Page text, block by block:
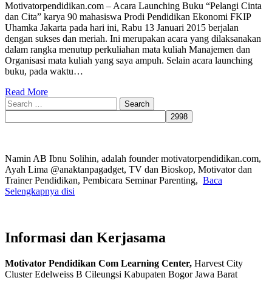
Motivatorpendidikan.com – Acara Launching Buku “Pelangi Cinta
dan Cita” karya 90 mahasiswa Prodi Pendidikan Ekonomi FKIP
Uhamka Jakarta pada hari ini, Rabu 13 Januari 2015 berjalan
dengan sukses dan meriah. Ini merupakan acara yang dilaksanakan
dalam rangka menutup perkuliahan mata kuliah Manajemen dan
Organisasi mata kuliah yang saya ampuh. Selain acara launching
buku, pada waktu…
Read More
Search
for:
Namin AB Ibnu Solihin, adalah founder motivatorpendidikan.com,
Ayah Lima @anaktanpagadget, TV dan Bioskop, Motivator dan
Trainer Pendidikan, Pembicara Seminar Parenting, Baca
Selengkapnya disi
Informasi dan Kerjasama
Motivator Pendidikan Com Learning Center, Harvest City
Cluster Edelweiss B Cileungsi Kabupaten Bogor Jawa Barat